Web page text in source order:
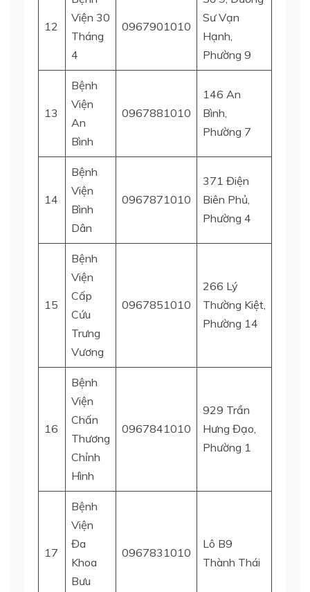
12
Viện 30
Tháng
4
0967901010
Sư Vạn
Hạnh,
Phường 9
13
Bệnh
Viện
An
Bình
0967881010
146 An
Bình,
Phường 7
14
Bệnh
Viện
Bình
Dân
0967871010
371 Điện
Biên Phủ,
Phường 4
15
Bệnh
Viện
Cấp
Cứu
Trưng
Vương
0967851010
266 Lý
Thường Kiệt,
Phường 14
16
Bệnh
Viện
Chấn
Thương
Chỉnh
Hình
0967841010
929 Trần
Hưng Đạo,
Phường 1
17
Bệnh
Viện
Đa
Khoa
Bưu
0967831010
Lô B9
Thành Thái